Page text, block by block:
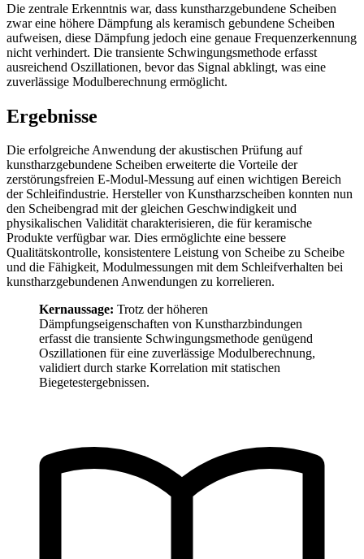
Die zentrale Erkenntnis war, dass kunstharzgebundene Scheiben
zwar eine höhere Dämpfung als keramisch gebundene Scheiben
aufweisen, diese Dämpfung jedoch eine genaue Frequenzerkennung
nicht verhindert. Die transiente Schwingungsmethode erfasst
ausreichend Oszillationen, bevor das Signal abklingt, was eine
zuverlässige Modulberechnung ermöglicht.
Ergebnisse
Die erfolgreiche Anwendung der akustischen Prüfung auf
kunstharzgebundene Scheiben erweiterte die Vorteile der
zerstörungsfreien E-Modul-Messung auf einen wichtigen Bereich
der Schleifindustrie. Hersteller von Kunstharzscheiben konnten nun
den Scheibengrad mit der gleichen Geschwindigkeit und
physikalischen Validität charakterisieren, die für keramische
Produkte verfügbar war. Dies ermöglichte eine bessere
Qualitätskontrolle, konsistentere Leistung von Scheibe zu Scheibe
und die Fähigkeit, Modulmessungen mit dem Schleifverhalten bei
kunstharzgebundenen Anwendungen zu korrelieren.
Kernaussage: Trotz der höheren
Dämpfungseigenschaften von Kunstharzbindungen
erfasst die transiente Schwingungsmethode genügend
Oszillationen für eine zuverlässige Modulberechnung,
validiert durch starke Korrelation mit statischen
Biegetestergebnissen.